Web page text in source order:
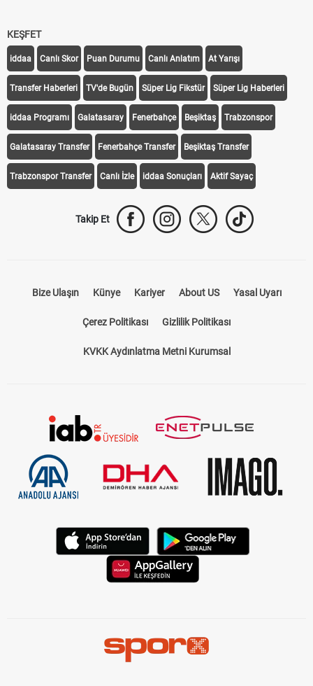
KEŞFET
iddaa Canlı Skor Puan Durumu Canlı Anlatım At Yarışı
Transfer Haberleri TV'de Bugün Süper Lig Fikstür Süper Lig Haberleri
iddaa Programı Galatasaray Fenerbahçe Beşiktaş Trabzonspor
Galatasaray Transfer Fenerbahçe Transfer Beşiktaş Transfer
Trabzonspor Transfer Canlı İzle iddaa Sonuçları Aktif Sayaç
Takip Et
Bize Ulaşın Künye Kariyer About US Yasal Uyarı
Çerez Politikası Gizlilik Politikası
KVKK Aydınlatma Metni Kurumsal